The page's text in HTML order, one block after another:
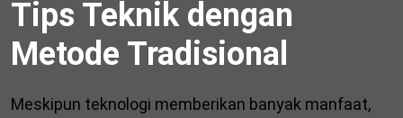
Tips Teknik dengan
Metode Tradisional
Meskipun teknologi memberikan banyak manfaat,